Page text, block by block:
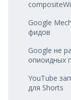
Google
фидов
Google не
опиоидных
YouTube
для Shorts